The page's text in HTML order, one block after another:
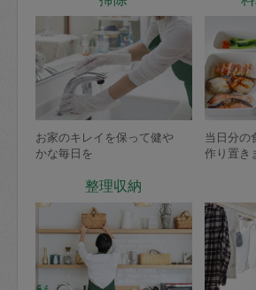
お家のキレイを保って健や
かな毎日を
当日分の
作り置き
整理収納